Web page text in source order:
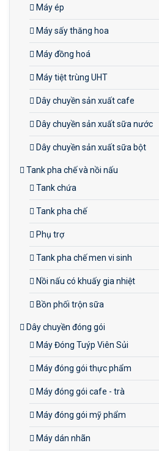
Máy ép
Máy sấy thăng hoa
Máy đồng hoá
Máy tiệt trùng UHT
Dây chuyền sản xuất cafe
Dây chuyền sản xuất sữa nước
Dây chuyền sản xuất sữa bột
Tank pha chế và nồi nấu
Tank chứa
Tank pha chế
Phụ trợ
Tank pha chế men vi sinh
Nồi nấu có khuấy gia nhiệt
Bồn phối trộn sữa
Dây chuyền đóng gói
Máy Đóng Tuýp Viên Sủi
Máy đóng gói thực phẩm
Máy đóng gói cafe - trà
Máy đóng gói mỹ phẩm
Máy dán nhãn